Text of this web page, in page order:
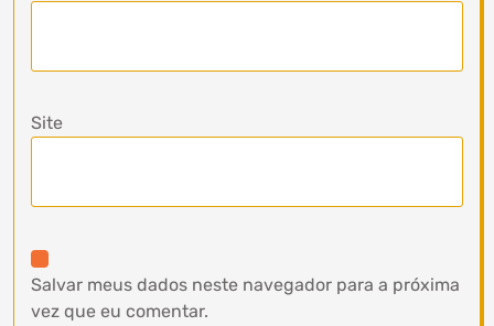
Site
Salvar meus dados neste navegador para a próxima
vez que eu comentar.